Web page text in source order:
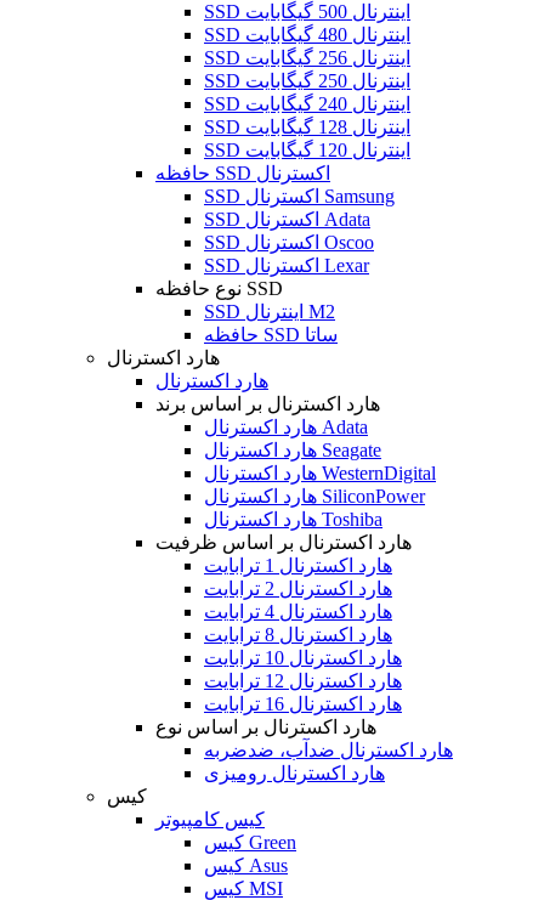
SSD اینترنال 500 گیگابایت
SSD اینترنال 480 گیگابایت
SSD اینترنال 256 گیگابایت
SSD اینترنال 250 گیگابایت
SSD اینترنال 240 گیگابایت
SSD اینترنال 128 گیگابایت
SSD اینترنال 120 گیگابایت
حافظه SSD اکسترنال
SSD اکسترنال Samsung
SSD اکسترنال Adata
SSD اکسترنال Oscoo
SSD اکسترنال Lexar
نوع حافظه SSD
SSD اینترنال M2
حافظه SSD ساتا
هارد اکسترنال
هارد اکسترنال
هارد اکسترنال بر اساس برند
هارد اکسترنال Adata
هارد اکسترنال Seagate
هارد اکسترنال WesternDigital
هارد اکسترنال SiliconPower
هارد اکسترنال Toshiba
هارد اکسترنال بر اساس ظرفیت
هارد اکسترنال 1 ترابایت
هارد اکسترنال 2 ترابایت
هارد اکسترنال 4 ترابایت
هارد اکسترنال 8 ترابایت
هارد اکسترنال 10 ترابایت
هارد اکسترنال 12 ترابایت
هارد اکسترنال 16 ترابایت
هارد اکسترنال بر اساس نوع
هارد اکسترنال ضدآب، ضدضربه
هارد اکسترنال رومیزی
کیس
کیس کامپیوتر
کیس Green
کیس Asus
کیس MSI